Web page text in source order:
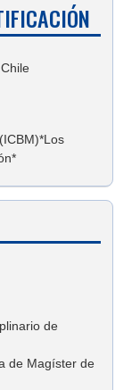
de
de Magíster de